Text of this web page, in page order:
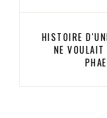
HISTOIRE
NE